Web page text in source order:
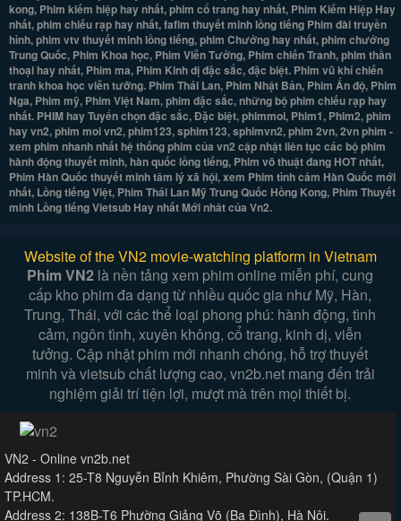
kong, Phim kiếm hiệp hay nhất, phim cổ trang hay nhất, Phim Kiếm Hiệp Hay
nhất, phim chiếu rạp hay nhất, fafim thuyết minh lồng tiếng Phim đài truyền
hình, phim vtv thuyết minh lồng tiếng, phim Chưởng hay nhất, phim chưởng
Trung Quốc, Phim Khoa học, Phim Viễn Tưởng, Phim chiến Tranh, phim thần
thoại hay nhất, Phim ma, Phim Kinh dị đặc sắc, đặc biệt. Phim vũ khí chiến
tranh khoa học viễn tưỡng. Phim Thái Lan, Phim Nhật Bản, Phim Ấn độ, Phim
Nga, Phim mỹ, Phim Việt Nam, phim đặc sắc, những bộ phim chiếu rạp hay
nhất. PHIM hay Tuyển chọn đặc sắc, Đặc biệt, phimmoi, Phim1, Phim2, phim
hay vn2, phim moi vn2, phim123, sphim123, sphimvn2, phim 2vn, 2vn phim -
xem phim nhanh nhất hệ thống phim của vn2 cập nhật liên tục các bộ phim
hành động thuyết minh, hàn quốc lồng tiếng, Phim võ thuật đang HOT nhất,
Phim Hàn Quốc thuyết minh tâm lý xã hội, xem Phim tình cảm Hàn Quốc mới
nhất, Lồng tiếng Việt, Phim Thái Lan Mỹ Trung Quốc Hồng Kong, Phim Thuyết
minh Lồng tiếng Vietsub Hay nhất Mới nhât của Vn2.
Website of the VN2 movie-watching platform in Vietnam
Phim VN2 là nền tảng xem phim online miễn phí, cung
cấp kho phim đa dạng từ nhiều quốc gia như Mỹ, Hàn,
Trung, Thái, với các thể loại phong phú: hành động, tình
cảm, ngôn tình, xuyên không, cổ trang, kinh dị, viễn
tưởng. Cập nhật phim mới nhanh chóng, hỗ trợ thuyết
minh và vietsub chất lượng cao, vn2b.net mang đến trải
nghiệm giải trí tiện lợi, mượt mà trên mọi thiết bị.
VN2 - Online vn2b.net
Address 1: 25-T8 Nguyễn Bỉnh Khiêm, Phường Sài Gòn, (Quận 1)
TP.HCM.
Address 2: 138B-T6 Phường Giảng Võ (Ba Đình), Hà Nội.